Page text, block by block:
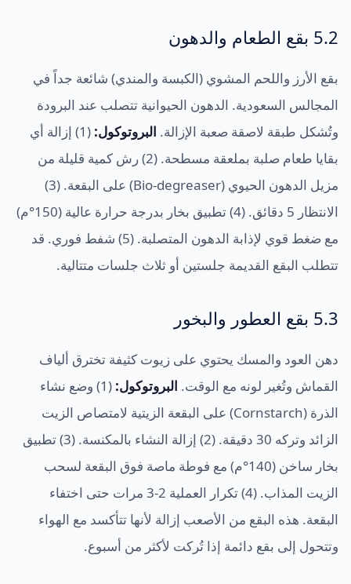
5.2 بقع الطعام والدهون
بقع الأرز واللحم المشوي (الكبسة والمندي) شائعة جداً في
المجالس السعودية. الدهون الحيوانية تتصلب عند البرودة
وتُشكل طبقة لاصقة صعبة الإزالة. البروتوكول:
(1) إزالة أي
بقايا طعام صلبة بملعقة مسطحة. (2) رش كمية قليلة من
مزيل الدهون الحيوي (Bio-degreaser) على البقعة. (3)
الانتظار 5 دقائق. (4) تطبيق بخار بدرجة حرارة عالية (150°م)
مع ضغط قوي لإذابة الدهون المتصلبة. (5) شفط فوري. قد
تتطلب البقع القديمة جلستين أو ثلاث جلسات متتالية.
5.3 بقع العطور والبخور
دهن العود والمسك يحتوي على زيوت كثيفة تخترق ألياف
القماش وتُغير لونه مع الوقت. البروتوكول:
(1) وضع نشاء
الذرة (Cornstarch) على البقعة الزيتية لامتصاص الزيت
الزائد وتركه 30 دقيقة. (2) إزالة النشاء بالمكنسة. (3) تطبيق
بخار ساخن (140°م) مع فوطة ماصة فوق البقعة لسحب
الزيت المذاب. (4) تكرار العملية 2-3 مرات حتى اختفاء
البقعة. هذه البقع من الأصعب إزالة لأنها تتأكسد مع الهواء
وتتحول إلى بقع دائمة إذا تُركت لأكثر من أسبوع.